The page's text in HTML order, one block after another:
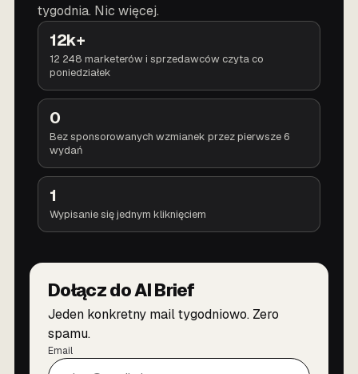
tygodnia. Nic więcej.
12k+
12 248 marketerów i sprzedawców czyta co
poniedziałek
0
Bez sponsorowanych wzmianek przez pierwsze 6
wydań
1
Wypisanie się jednym kliknięciem
Dołącz do AI Brief
Jeden konkretny mail tygodniowo. Zero
spamu.
Email